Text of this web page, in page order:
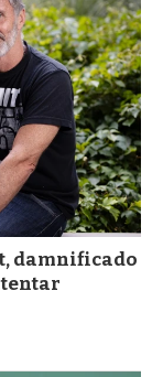
damnificado